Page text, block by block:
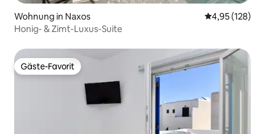
Wohnung in Naxos
4,95 (128)
Honig- & Zimt-Luxus-Suite
Gäste-Favorit
Gäste-Favorit